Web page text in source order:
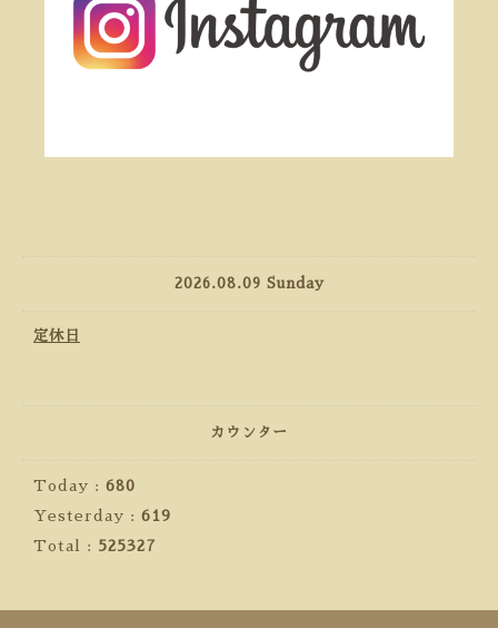
2026.08.09 Sunday
定休日
カウンター
Today : 680
Yesterday : 619
Total : 525327